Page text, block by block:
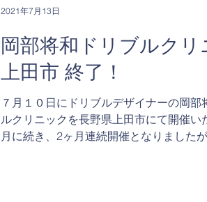
岡部将和ドリブルク
上田市 終了！
７月１０日にドリブルデザイナーの岡部
ルクリニックを長野県上田市にて開催い
月に続き、2ヶ月連続開催となりました
2021年7月13日